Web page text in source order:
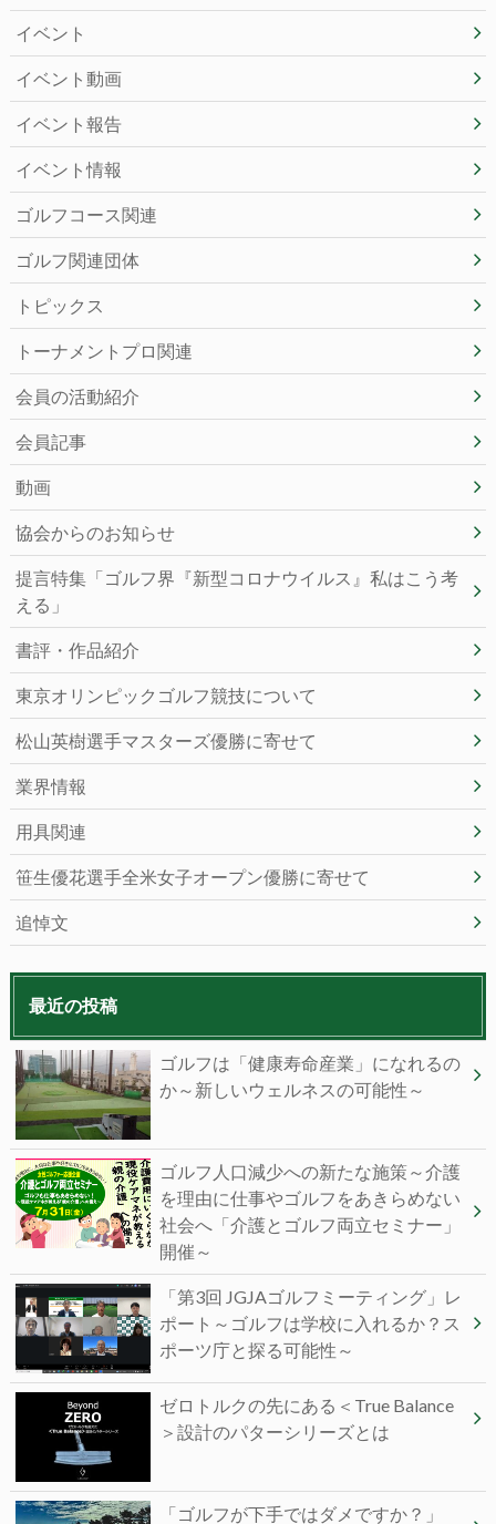
イベント
イベント動画
イベント報告
イベント情報
ゴルフコース関連
ゴルフ関連団体
トピックス
トーナメントプロ関連
会員の活動紹介
会員記事
動画
協会からのお知らせ
提言特集「ゴルフ界『新型コロナウイルス』私はこう考
える」
書評・作品紹介
東京オリンピックゴルフ競技について
松山英樹選手マスターズ優勝に寄せて
業界情報
用具関連
笹生優花選手全米女子オープン優勝に寄せて
追悼文
最近の投稿
ゴルフは「健康寿命産業」になれるの
か～新しいウェルネスの可能性～
ゴルフ人口減少への新たな施策～介護
を理由に仕事やゴルフをあきらめない
社会へ「介護とゴルフ両立セミナー」
開催～
「第3回 JGJAゴルフミーティング」レ
ポート～ゴルフは学校に入れるか？ス
ポーツ庁と探る可能性～
ゼロトルクの先にある＜True Balance
＞設計のパターシリーズとは
「ゴルフが下手ではダメですか？」